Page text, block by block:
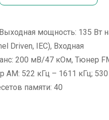
мощность: 135 Вт
Driven, IEC), Входная
200 мВ/47 кОм, Тюнер
522 кГц – 1611 кГц; 530
памяти: 40